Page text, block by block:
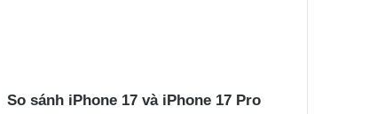
So sánh iPhone 17 và iPhone 17 Pro